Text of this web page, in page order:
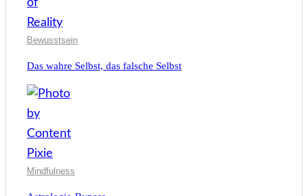
Bewusstsein
Das wahre Selbst, das falsche Selbst
Mindfulness